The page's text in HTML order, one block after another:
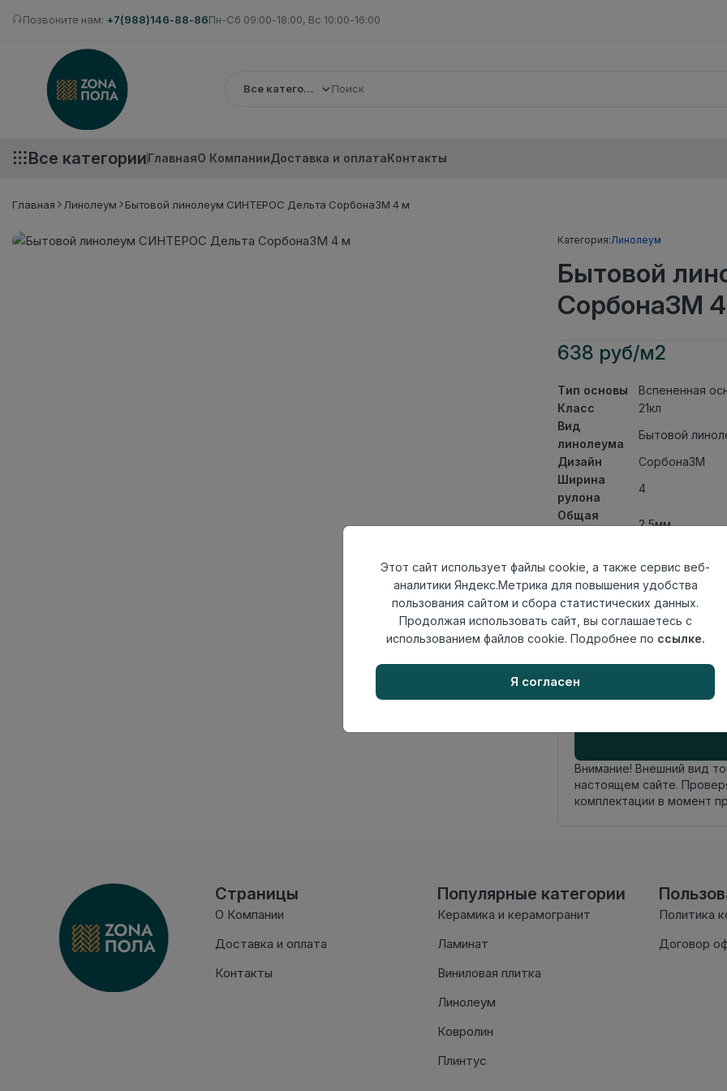
Позвоните нам: +7(988)146-88-86Пн-Сб 09:00-18:00, Вс 10:00-16:00
Все категории
Все категорииГлавнаяО КомпанииДоставка и оплатаКонтакты
Главная Линолеум Бытовой линолеум СИНТЕРОС Дельта Сорбона3М 4 м
Категория:Линолеум
Бытовой
Сорбона3М
638 руб/м2
Тип основы
Вспененная
Класс
21кл
Вид
линолеума
Бытовой
Дизайн
Сорбона3М
Ширина
рулона
4
Общая
2,5мм
защитного
слоя
0,20мм
АктуальностьАктуален
Страна
происхождения
Внимание! Внешний вид
настоящем сайте.
комплектации в момент
Страницы
О Компании
Доставка и оплата
Контакты
Популярные категории
Керамика и керамогранит
Ламинат
Виниловая плитка
Линолеум
Ковролин
Плинтус
Политика
Договор
Этот сайт использует файлы cookie, а также сервис веб-
аналитики Яндекс.Метрика для повышения удобства
пользования сайтом и сбора статистических данных.
Продолжая использовать сайт, вы соглашаетесь с
использованием файлов cookie. Подробнее по ссылке.
Я согласен